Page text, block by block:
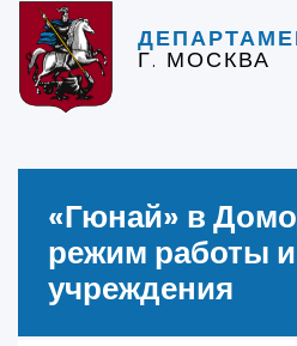
Г. МОСКВА
«‎Гюнай»‎ в
режим работы
учреждения